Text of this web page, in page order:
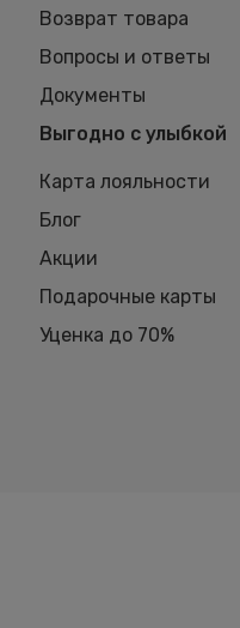
Возврат товара
Вопросы и ответы
Документы
Выгодно с улыбкой
Карта лояльности
Блог
Акции
Подарочные карты
Уценка до 70%